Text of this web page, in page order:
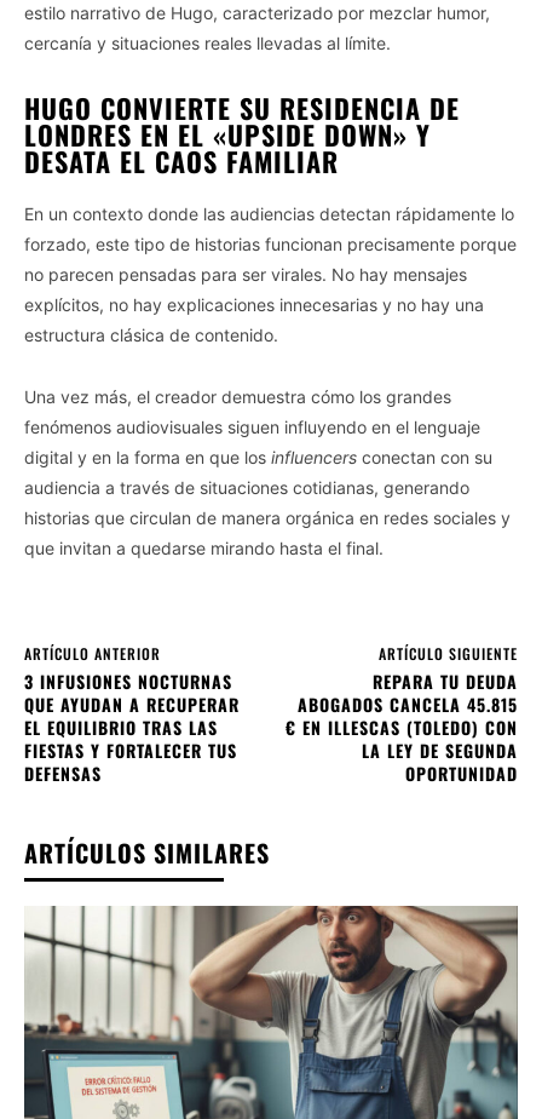
estilo narrativo de Hugo, caracterizado por mezclar humor,
cercanía y situaciones reales llevadas al límite.
HUGO CONVIERTE SU RESIDENCIA DE
LONDRES EN EL «UPSIDE DOWN» Y
DESATA EL CAOS FAMILIAR
En un contexto donde las audiencias detectan rápidamente lo
forzado, este tipo de historias funcionan precisamente porque
no parecen pensadas para ser virales. No hay mensajes
explícitos, no hay explicaciones innecesarias y no hay una
estructura clásica de contenido.
Una vez más, el creador demuestra cómo los grandes
fenómenos audiovisuales siguen influyendo en el lenguaje
digital y en la forma en que los influencers conectan con su
audiencia a través de situaciones cotidianas, generando
historias que circulan de manera orgánica en redes sociales y
que invitan a quedarse mirando hasta el final.
ARTÍCULO ANTERIOR
3 INFUSIONES NOCTURNAS
QUE AYUDAN A RECUPERAR
EL EQUILIBRIO TRAS LAS
FIESTAS Y FORTALECER TUS
DEFENSAS
ARTÍCULO SIGUIENTE
REPARA TU DEUDA
ABOGADOS CANCELA 45.815
€ EN ILLESCAS (TOLEDO) CON
LA LEY DE SEGUNDA
OPORTUNIDAD
ARTÍCULOS SIMILARES